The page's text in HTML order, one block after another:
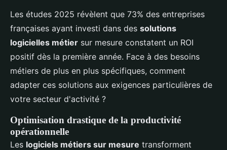
Les études 2025 révèlent que 73% des entreprises
françaises ayant investi dans des solutions
logicielles métier sur mesure constatent un ROI
positif dès la première année. Face à des besoins
métiers de plus en plus spécifiques, comment
adapter ces solutions aux exigences particulières de
votre secteur d'activité ?
Optimisation drastique de la productivité
opérationnelle
Les logiciels métiers sur mesure transforment